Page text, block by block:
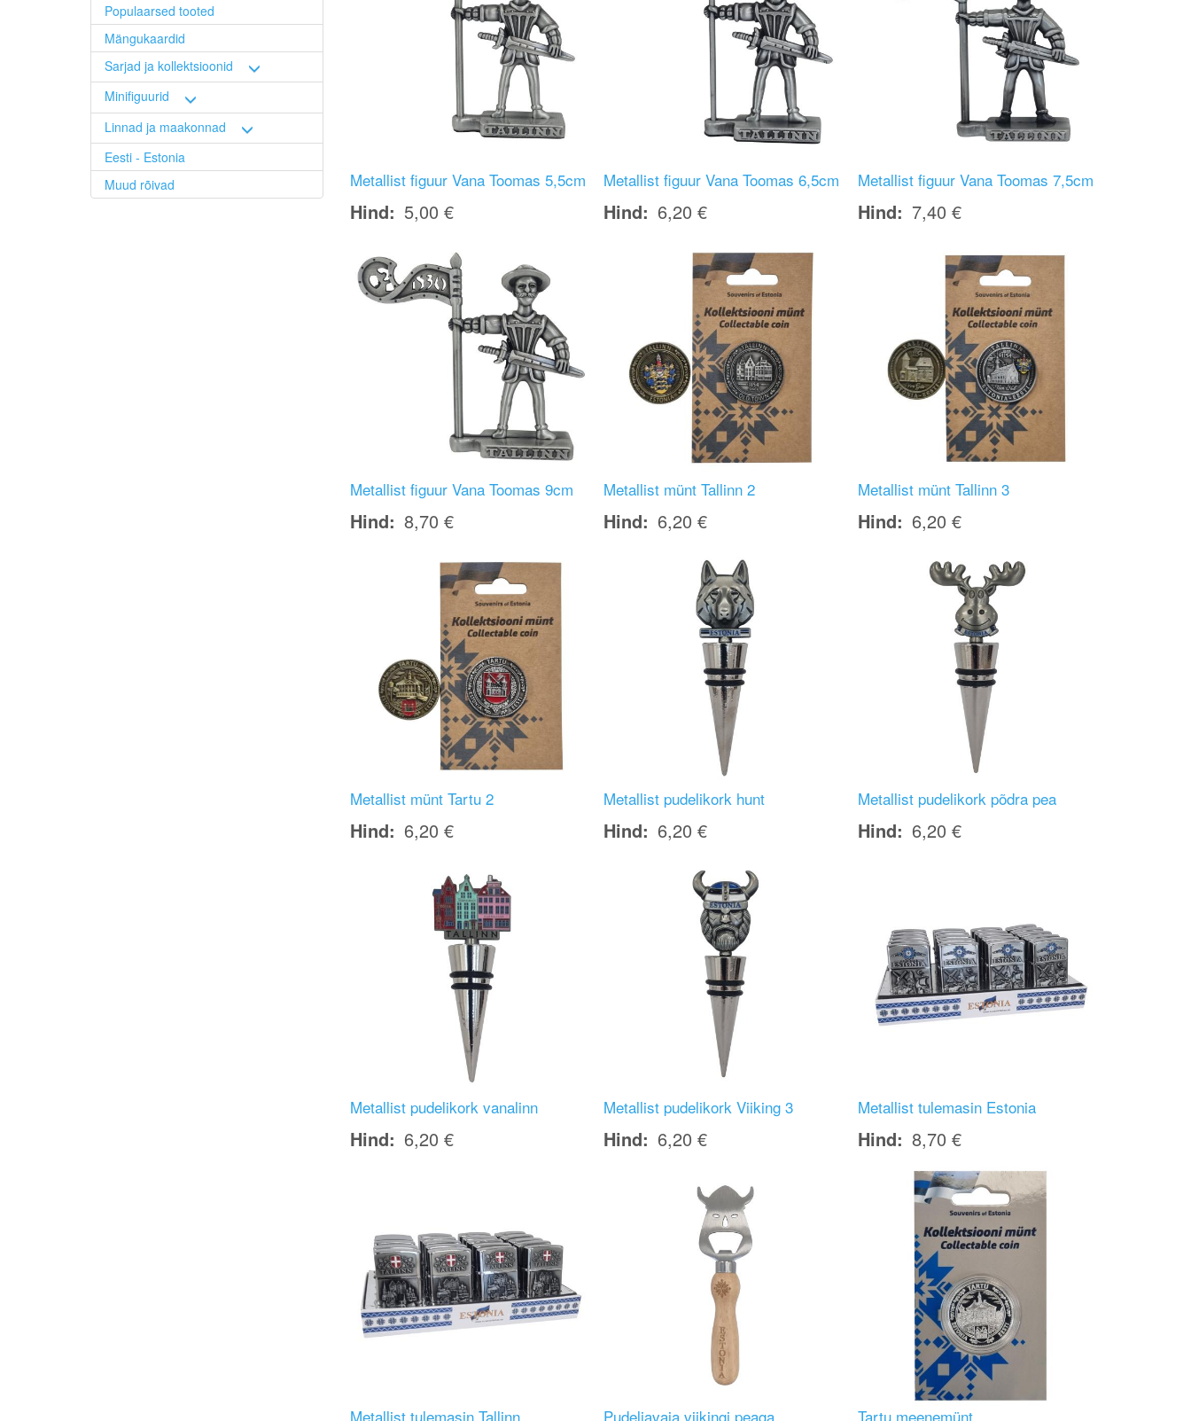
Populaarsed tooted
Mängukaardid
Sarjad ja kollektsioonid
Minifiguurid
Linnad ja maakonnad
Eesti - Estonia
Muud rõivad
Metallist figuur Vana Toomas 5,5cm
Hind 5,00 €
Metallist figuur Vana Toomas 6,5cm
Hind 6,20 €
Metallist figuur Vana Toomas 7,5cm
Hind 7,40 €
Metallist figuur Vana Toomas 9cm
Hind 8,70 €
Metallist münt Tallinn 2
Hind 6,20 €
Metallist münt Tallinn 3
Hind 6,20 €
Metallist münt Tartu 2
Hind 6,20 €
Metallist pudelikork hunt
Hind 6,20 €
Metallist pudelikork põdra pea
Hind 6,20 €
Metallist pudelikork vanalinn
Hind 6,20 €
Metallist pudelikork Viiking 3
Hind 6,20 €
Metallist tulemasin Estonia
Hind 8,70 €
Metallist tulemasin Tallinn Pudeliavaja viikingi peaga Tartu meenemünt